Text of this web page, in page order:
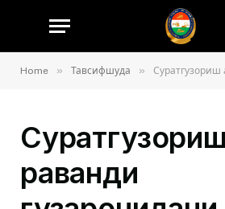
Home » Тавсифшуда » Суратгузориш аз раванди гузаронидани шанбегӣ ба истиқболи иди
раванди